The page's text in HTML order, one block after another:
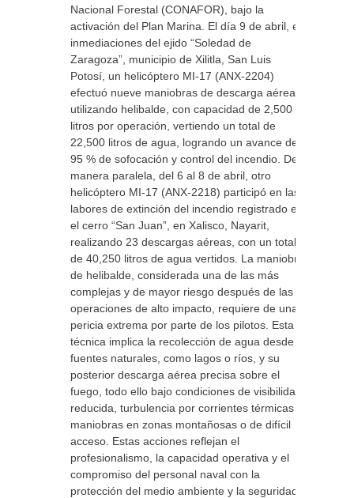
Nacional Forestal (CONAFOR), bajo la
activación del Plan Marina. El día 9 de abril, en
inmediaciones del ejido “Soledad de
Zaragoza”, municipio de Xilitla, San Luis
Potosí, un helicóptero MI-17 (ANX-2204)
efectuó nueve maniobras de descarga aérea
utilizando helibalde, con capacidad de 2,500
litros por operación, vertiendo un total de
22,500 litros de agua, logrando un avance del
95 % de sofocación y control del incendio. De
manera paralela, del 6 al 8 de abril, otro
helicóptero MI-17 (ANX-2218) participó en las
labores de extinción del incendio registrado en
el cerro “San Juan”, en Xalisco, Nayarit,
realizando 23 descargas aéreas, con un total
de 40,250 litros de agua vertidos. La maniobra
de helibalde, considerada una de las más
complejas y de mayor riesgo después de las
operaciones de alto impacto, requiere de una
pericia extrema por parte de los pilotos. Esta
técnica implica la recolección de agua desde
fuentes naturales, como lagos o ríos, y su
posterior descarga aérea precisa sobre el
fuego, todo ello bajo condiciones de visibilidad
reducida, turbulencia por corrientes térmicas y
maniobras en zonas montañosas o de difícil
acceso. Estas acciones reflejan el
profesionalismo, la capacidad operativa y el
compromiso del personal naval con la
protección del medio ambiente y la seguridad